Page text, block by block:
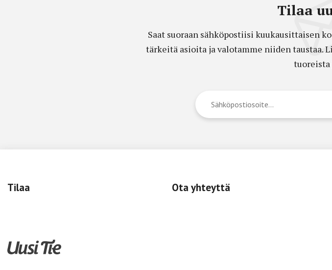
Tilaa
Saat suoraan sähköpostiisi kuukausittaisen
tärkeitä asioita ja valotamme niiden taustaa.
Tilaa Ota yhteyttä